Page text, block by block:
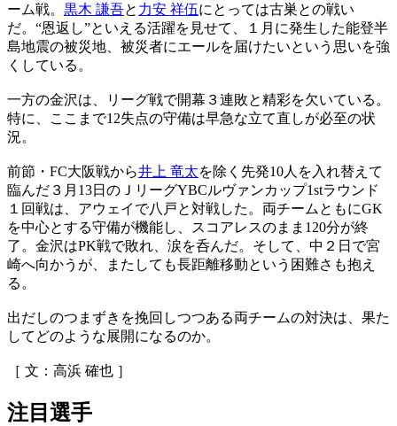
ーム戦。 黒木 謙吾と 力安 祥伍にとっては古巣との戦い
だ。“恩返し”といえる活躍を見せて、１月に発生した能登半
島地震の被災地、被災者にエールを届けたいという思いを強
くしている。
一方の金沢は、リーグ戦で開幕３連敗と精彩を欠いている。
特に、ここまで12失点の守備は早急な立て直しが必至の状
況。
前節・FC大阪戦から井上 竜太を除く先発10人を入れ替えて
臨んだ３月13日のＪリーグYBCルヴァンカップ1stラウンド
１回戦は、アウェイで八戸と対戦した。両チームともにGK
を中心とする守備が機能し、スコアレスのまま120分が終
了。金沢はPK戦で敗れ、涙を呑んだ。そして、中２日で宮
崎へ向かうが、またしても長距離移動という困難さも抱え
る。
出だしのつまずきを挽回しつつある両チームの対決は、果た
してどのような展開になるのか。
［ 文：高浜 確也 ］
注目選手